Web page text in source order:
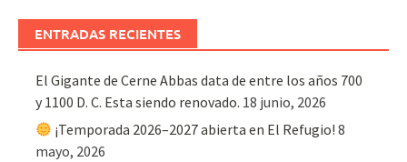
ENTRADAS RECIENTES
El Gigante de Cerne Abbas data de entre los años 700
y 1100 D. C. Esta siendo renovado. 18 junio, 2026
¡Temporada 2026–2027 abierta en El Refugio! 8
mayo, 2026